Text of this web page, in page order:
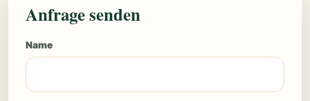
Anfrage senden
Name